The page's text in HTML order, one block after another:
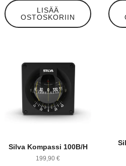
LISÄÄ
OSTOSKORIIN
Silva Kompassi 100B/H
199,90€